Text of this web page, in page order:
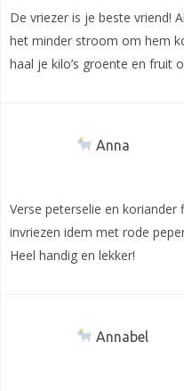
De vriezer is je beste vriend!
het minder stroom om hem
haal je kilo’s groente en fruit
Anna
Verse peterselie en koriander
invriezen idem met rode
Heel handig en lekker!
Annabel